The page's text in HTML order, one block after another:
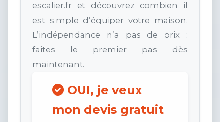
escalier.fr et découvrez combien il
est simple d’équiper votre maison.
L’indépendance n’a pas de prix :
faites le premier pas dès
maintenant.
OUI, je veux
mon devis gratuit